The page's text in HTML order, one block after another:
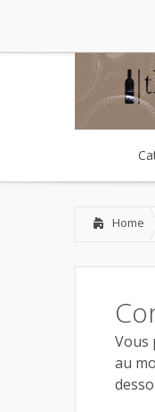
Home
Vous
au